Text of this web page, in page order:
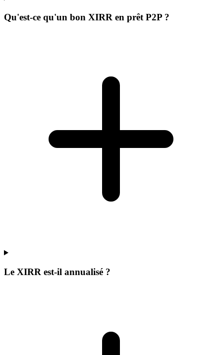
Qu'est-ce qu'un bon XIRR en prêt P2P ?
Le XIRR est-il annualisé ?